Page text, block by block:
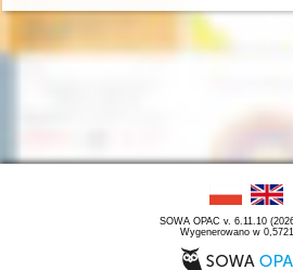
SOWA OPAC v. 6.11.10
Wygenerowano w